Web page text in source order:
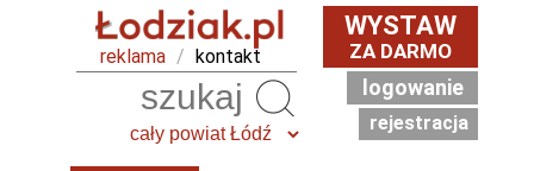
reklama / kontakt
WYSTAW
ZA DARMO
logowanie
rejestracja